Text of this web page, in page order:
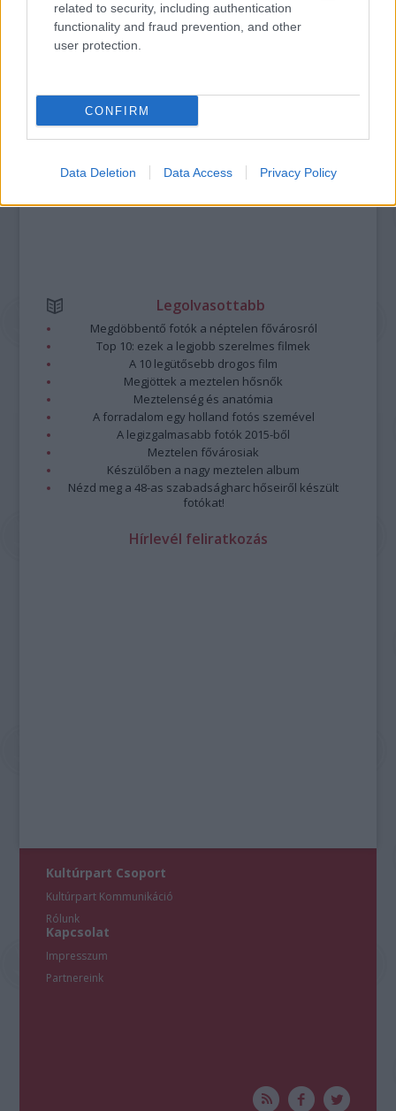
related to security, including authentication
functionality and fraud prevention, and other
user protection.
CONFIRM
Data Deletion Data Access Privacy Policy
A bejegyzés trackback címe:
https://kulturpart.hu/api/trackback/id/7897504
A hozzászólások avonatkozó jogszabályokértelmében felhasználói tartalomnak
minősülnek, értük a
szolgáltatás technikai
Legolvasottabb
Megdöbbentő fotók a néptelen fővárosról
Top 10: ezek a legjobb szerelmes filmek
A 10 legütősebb drogos film
Megjöttek a meztelen hősnők
Meztelenség és anatómia
A forradalom egy holland fotós szemével
A legizgalmasabb fotók 2015-ből
Meztelen fővárosiak
Készülőben a nagy meztelen album
Nézd meg a 48-as szabadságharc hőseiről készült
fotókat!
Hírlevél feliratkozás
Kultúrpart Csoport
Kultúrpart Kommunikáció
Rólunk
Kapcsolat
Impresszum
Partnereink